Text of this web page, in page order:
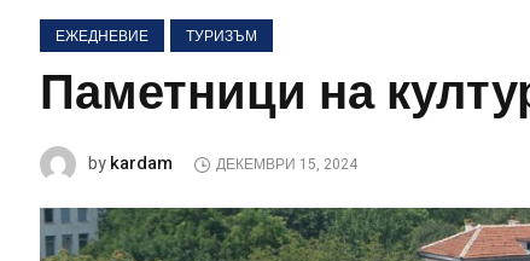
ЕЖЕДНЕВИЕ ТУРИЗЪМ
Паметници на
bykardam ДЕКЕМВРИ 15, 2024